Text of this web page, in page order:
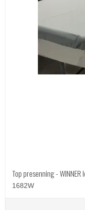
Top presenning - WINNER
1682W